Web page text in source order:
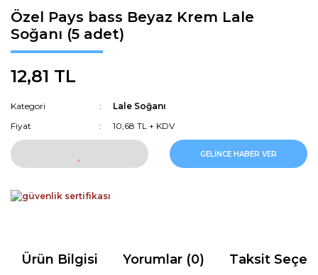
Özel Pays bass Beyaz Krem Lale
Soğanı (5 adet)
12,81 TL
Kategori
Lale Soğanı
Fiyat
10,68 TL + KDV
GELİNCE HABER VER
Ürün Bilgisi Yorumlar (0) Taksit